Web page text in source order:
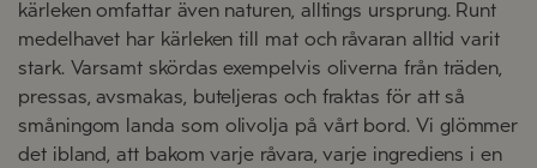
kärleken omfattar även naturen, alltings ursprung. Runt
medelhavet har kärleken till mat och råvaran alltid varit
stark. Varsamt skördas exempelvis oliverna från träden,
pressas, avsmakas, buteljeras och fraktas för att så
småningom landa som olivolja på vårt bord. Vi glömmer
det ibland, att bakom varje råvara, varje ingrediens i en